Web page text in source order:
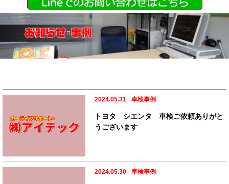
2024.05.31 車検事例
トヨタ シエンタ 車検ご依頼ありがと
うございます
2024.05.30 車検事例